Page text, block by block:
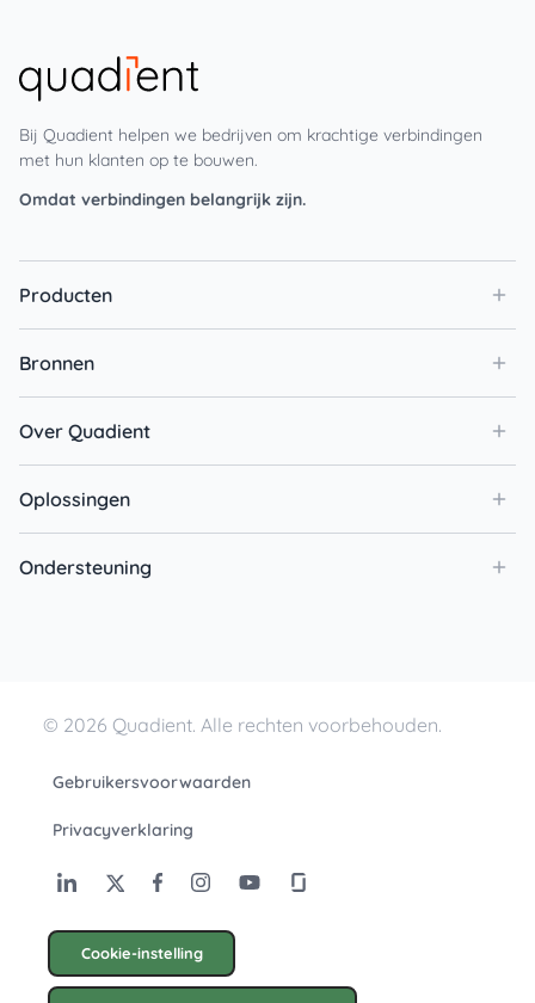
Bij Quadient helpen we bedrijven om krachtige verbindingen
met hun klanten op te bouwen.
Omdat verbindingen belangrijk zijn.
Producten
Bronnen
Over Quadient
Oplossingen
Ondersteuning
© 2026 Quadient. Alle rechten voorbehouden.
Gebruikersvoorwaarden
Privacyverklaring
Cookie-instelling